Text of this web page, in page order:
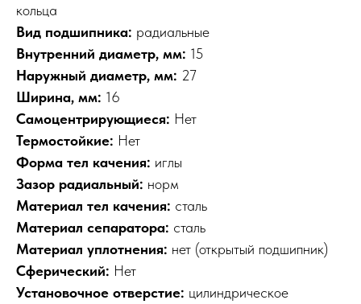
кольца
Вид подшипника: радиальные
Внутренний диаметр, мм: 15
Наружный диаметр, мм: 27
Ширина, мм: 16
Самоцентрирующиеся: Нет
Термостойкие: Нет
Форма тел качения: иглы
Зазор радиальный: норм
Материал тел качения: сталь
Материал сепаратора: сталь
Материал уплотнения: нет (открытый подшипник)
Сферический: Нет
Установочное отверстие: цилиндрическое